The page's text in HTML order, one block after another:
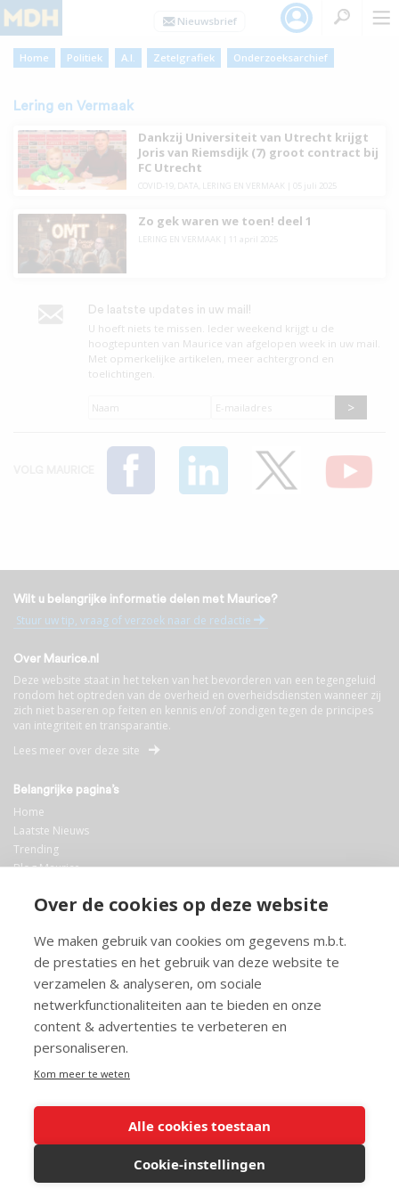
Over de cookies op deze website
We maken gebruik van cookies om gegevens m.b.t.
de prestaties en het gebruik van deze website te
verzamelen & analyseren, om sociale
netwerkfunctionaliteiten aan te bieden en onze
content & advertenties te verbeteren en
personaliseren.
Kom meer te weten
Alle cookies toestaan
Cookie-instellingen
Home Politiek A.I. Zetelgrafiek Onderzoeksarchief
Lering en Vermaak
Dankzij Universiteit van Utrecht krijgt
Joris van Riemsdijk (7) groot contract bij
FC Utrecht
COVID-19, DATA LERING EN VERMAAK 05 juli 2025
Zo gek waren we toen! deel 1
LERING EN VERMAAK 11 april 2025
De laatste updates in uw mail!
U hoeft niets te missen. leder weekend krijgt u de
hoogtepunten van Maurice van afgelopen week in uw mail.
Met opmerkelijke artikelen, meer achtergrond en
toelichtingen.
Naam
E-
Wilt u belangrijke informatie delen met Maurice?
Stuur uw tip, vraag of verzoek naar de redactie
Over Maurice.nl
Deze website staat in het teken van het bevorderen van een tegengeluid
rondom het optreden van de overheid en overheidsdiensten wanneer zij
zich niet baseren op feiten en kennis en/of zondigen tegen de principes
van integriteit en transparantie.
Lees meer over deze site
Belangrijke pagina’s
Home
Laatste Nieuws
Trending
Blog Maurice
Bibliotheek
Info en service
FAQ
Doneren
Privacy
Voorwaarden
Meedoen
© 2026 Maurice.nl - Alle rechten voorbehouden. Op alle artikelen rust
copyright. Voor meer info, mail naarcontact@maurice.nl.